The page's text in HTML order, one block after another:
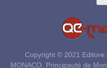
Copyright © 2021
MONACO, Principauté de